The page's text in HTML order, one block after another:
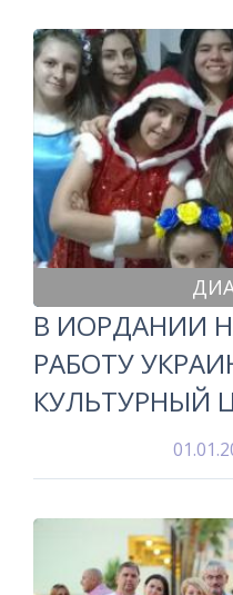
В ИОРДАНИИ
РАБОТУ
КУЛЬТУРНЫЙ